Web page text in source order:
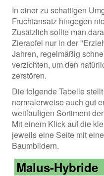
In einer zu schattigen
Fruchtansatz hingegen
Zusätzlich sollte man
Zierapfel nur in der
Jahren, regelmäßig
verzichten, um den
zerstören.
Die folgende Tabelle
normalerweise auch gut
weitläufigen Sortiment
Mit einem Klick auf die
jeweils eine Seite mit
Baumbildern.
Malus-Hybride